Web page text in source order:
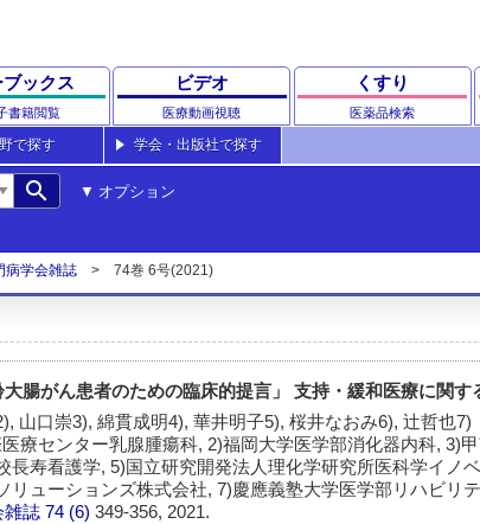
ブックス
書籍閲覧
ビデオ
医療動画視聴
くすり
医薬品検索
で探す 学会・出版社で探す
search オプション
病学会雑誌 74巻 6号(2021)
大腸がん患者のための臨床的提言」 支持・緩和医療に関す
山口崇3), 綿貫成明4), 華井明子5), 桜井なおみ6), 辻哲也7)
療センター乳腺腫瘍科, 2)福岡大学医学部消化器内科, 3)
長寿看護学, 5)国立研究開発法人理化学研究所医科学イノ
リューションズ株式会社, 7)慶應義塾大学医学部リハビリ
雑誌 74 (6)349-356, 2021.